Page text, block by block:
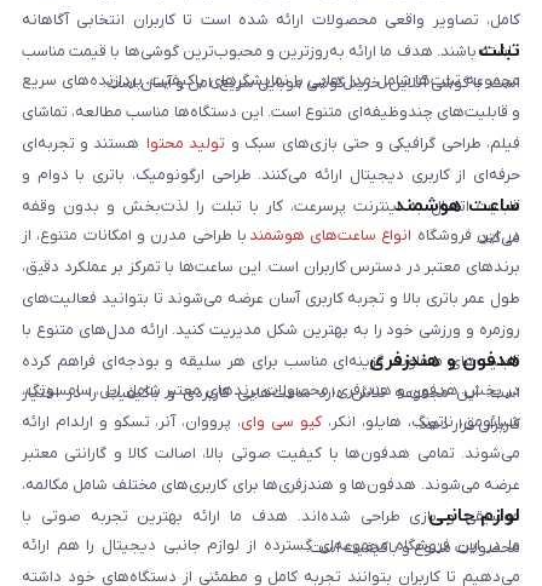
کامل، تصاویر واقعی محصولات ارائه شده است تا کاربران انتخابی آگاهانه
داشته باشند. هدف ما ارائه به‌روزترین و محبوب‌ترین گوشی‌ها با قیمت مناسب
است. با گوشی آنلاین، خرید گوشی موبایل سریع، امن و آسان است.
تبلت
مجموعه تبلت‌ها شامل مدل‌هایی با نمایشگرهای باکیفیت، پردازنده‌های سریع
و قابلیت‌های چندوظیفه‌ای متنوع است. این دستگاه‌ها مناسب مطالعه، تماشای
فیلم، طراحی گرافیکی و حتی بازی‌های سبک و تولید محتوا هستند و تجربه‌ای
حرفه‌ای از کاربری دیجیتال ارائه می‌کنند. طراحی ارگونومیک، باتری با دوام و
قابلیت اتصال به اینترنت پرسرعت، کار با تبلت را لذت‌بخش و بدون وقفه
می‌کند.
ساعت هوشمند
در این فروشگاه انواع ساعت‌های هوشمند با طراحی مدرن و امکانات متنوع، از
برندهای معتبر در دسترس کاربران است. این ساعت‌ها با تمرکز بر عملکرد دقیق،
طول عمر باتری بالا و تجربه کاربری آسان عرضه می‌شوند تا بتوانید فعالیت‌های
روزمره و ورزشی خود را به بهترین شکل مدیریت کنید. ارائه مدل‌های متنوع با
قابلیت‌های متفاوت، گزینه‌ای مناسب برای هر سلیقه و بودجه‌ای فراهم کرده
است. این مجموعه تلاش دارد ساعت‌هایی کاربردی و باکیفیت را در اختیار
کاربران قرار دهد.
هدفون و هندزفری
در بخش هدفون و هندزفری، محصولات برندهای معتبر شامل اپل، سامسونگ،
شیائومی، ناتینگ، هایلو، انکر، کیو سی وای، پرووان، آنر، تسکو و ارلدام ارائه
می‌شوند. تمامی هدفون‌ها با کیفیت صوتی بالا، اصالت کالا و گارانتی معتبر
عرضه می‌شوند. هدفون‌ها و هندزفری‌ها برای کاربری‌های مختلف شامل مکالمه،
موسیقی و بازی طراحی شده‌اند. هدف ما ارائه بهترین تجربه صوتی با
محصولات متنوع و باکیفیت است.
لوازم جانبی
ما در این فروشگاه مجموعه‌ای گسترده از لوازم جانبی دیجیتال را هم ارائه
می‌دهیم تا کاربران بتوانند تجربه کامل و مطمئنی از دستگاه‌های خود داشته